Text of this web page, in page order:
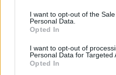
I want to opt-out of the
Personal Data.
Opted In
I want to opt-out of
Personal Data for Targeted
Opted In